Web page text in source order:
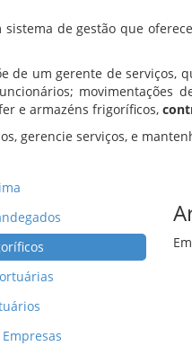
sistema de gestão que
de um gerente de serviços,
movimentações
e armazéns frigoríficos,
gerencie serviços, e